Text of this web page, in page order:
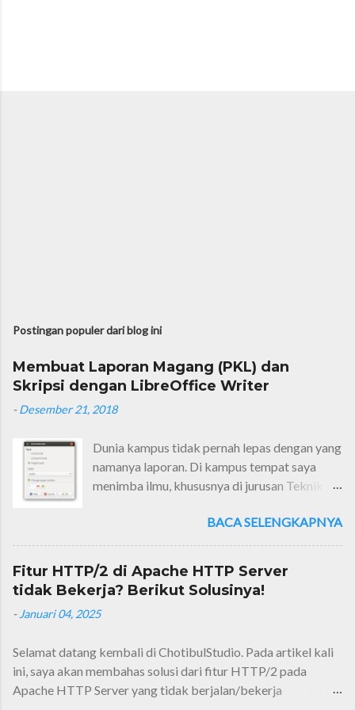
Postingan populer dari blog ini
Membuat Laporan Magang (PKL) dan
Skripsi dengan LibreOffice Writer
-Desember 21, 2018
Dunia kampus tidak pernah lepas dengan yang
namanya laporan. Di kampus tempat saya
menimba ilmu, khususnya di jurusan Teknik
beragam. Ada lapres (laporan resmi, laporan
setelah melaksanakan praktikum), makalah
(laporan tugas mata kuliah akhir semester),
laporan magang/PKL (laporan setelah
mengerjakan praktik kerja lapangan) dan
yang terakhir adalah laporan skripsi.
BACA SELENGKAPNYA
Fitur HTTP/2 di Apache HTTP Server
tidak Bekerja? Berikut Solusinya!
-Januari 04, 2025
Selamat datang kembali di ChotibulStudio. Pada artikel kali
ini, saya akan membahas solusi dari fitur HTTP/2 pada
Apache HTTP Server yang tidak berjalan/bekerja